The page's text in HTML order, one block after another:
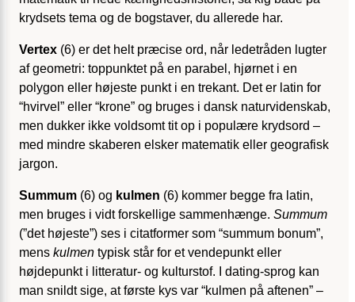
krydsets tema og de bogstaver, du allerede har.
Vertex (6) er det helt præcise ord, når ledetråden lugter
af geometri: toppunktet på en parabel, hjørnet i en
polygon eller højeste punkt i en trekant. Det er latin for
“hvirvel” eller “krone” og bruges i dansk naturvidenskab,
men dukker ikke voldsomt tit op i populære krydsord –
med mindre skaberen elsker matematik eller geografisk
jargon.
Summum (6) og kulmen (6) kommer begge fra latin,
men bruges i vidt forskellige sammenhænge. Summum
(”det højeste”) ses i citatformer som “summum bonum”,
mens kulmen typisk står for et vendepunkt eller
højdepunkt i litteratur- og kulturstof. I dating-sprog kan
man snildt sige, at første kys var “kulmen på aftenen” –